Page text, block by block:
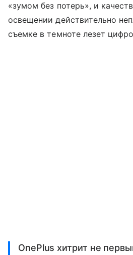
«зумом без потерь», и
освещении действительно
съемке в темноте лезет
OnePlus хитрит не